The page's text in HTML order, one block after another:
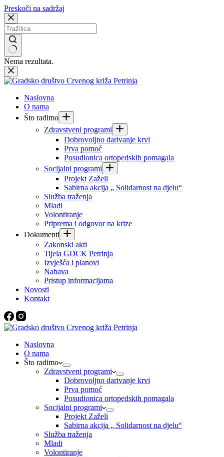
Preskoči na sadržaj
Nema rezultata.
Naslovna
O nama
Što radimo
Zdravstveni programi
Dobrovoljno darivanje krvi
Prva pomoć
Posudionica ortopedskih pomagala
Socijalni programi
Projekt Zaželi
Sabirna akcija „ Solidarnost na djelu“
Služba traženja
Mladi
Volontiranje
Priprema i odgovor na krize
Dokumenti
Zakonski akti
Tijela GDCK Petrinja
Izvješća i planovi
Nabava
Pristup informacijama
Novosti
Kontakt
Naslovna
O nama
Što radimo
Zdravstveni programi
Dobrovoljno darivanje krvi
Prva pomoć
Posudionica ortopedskih pomagala
Socijalni programi
Projekt Zaželi
Sabirna akcija „ Solidarnost na djelu“
Služba traženja
Mladi
Volontiranje